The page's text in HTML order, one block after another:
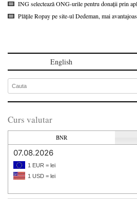
ING selectează ONG-urile pentru donații prin
Plățile Ropay pe site-ul Dedeman, mai
English
Curs valutar
BNR
07.08.2026
1 EUR = lei
1 USD = lei